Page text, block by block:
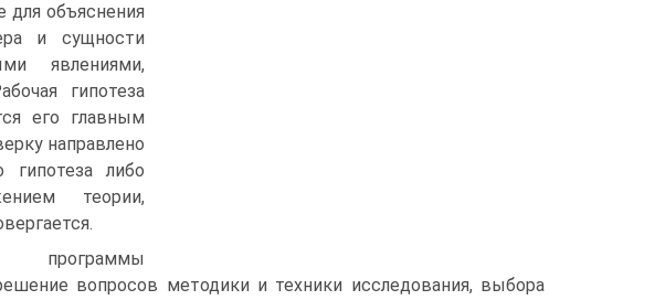
объяснения
и сущности
явлениями,
гипотеза
его главным
направлено
гипотеза либо
теории,
программы
вопросов методики и техники исследования, выбора